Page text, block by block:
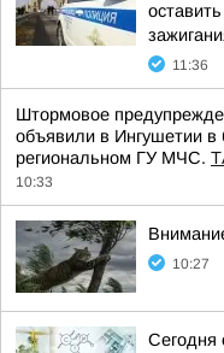
11:36
Штормовое
объявили в Ингушетии
региональном ГУ МЧС.
10:33
10:27
Сегодня